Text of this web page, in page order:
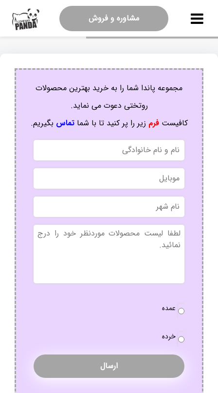
مشاوره و فروش
مجموعه پاندا شما را به خرید بهترین محصولات
روتختی دعوت می نماید.
کافیستفرم زیر را پر کنید تا با شماتماس بگیریم.
نام
و
نام
خانوادگی
موبایل
نام
شهر
بدون
عنوان
سفارش
عمده
خرده